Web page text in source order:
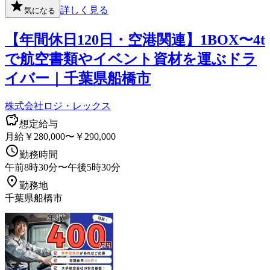
気になる 詳しく見る
【年間休日120日・空港関連】1BOX〜4t
で航空書類やイベント資材を運ぶドラ
イバー｜千葉県船橋市
株式会社ロジ・レックス
想定給与
月給￥280,000〜￥290,000
勤務時間
午前8時30分〜午後5時30分
勤務地
千葉県船橋市